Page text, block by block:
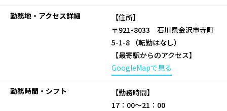
勤務地・アクセス詳細
【住所】
〒921-8033 石川県金沢市寺町
5-1-8 （転勤はなし）
【最寄駅からのアクセス】
GoogleMapで見る
勤務時間・シフト
【勤務時間】
17：00～21：00